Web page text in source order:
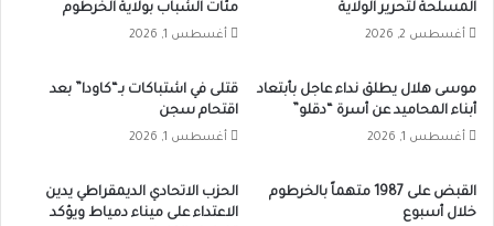
ما
يعكس
حركة
التبادل
التجاري
المستمرة
المسلحة لتحرير الولاية
أغسطس 2, 2026
مئات الشباب بولاية الخرطوم
أغسطس 1, 2026
موسى هلال يطلق نداء عاجل بأبتعاد
أبناء المحاميد عن أسرة “دقلو”
أغسطس 1, 2026
قتلى في اشتباكات بـ“كاودا” بعد
اقتحام سجن
أغسطس 1, 2026
القبض على 1987 متهماً بالخرطوم
خلال أسبوع
الحزب الاتحادي الديمقراطي يدين
الاعتداء على ميناء دمياط ويؤكد